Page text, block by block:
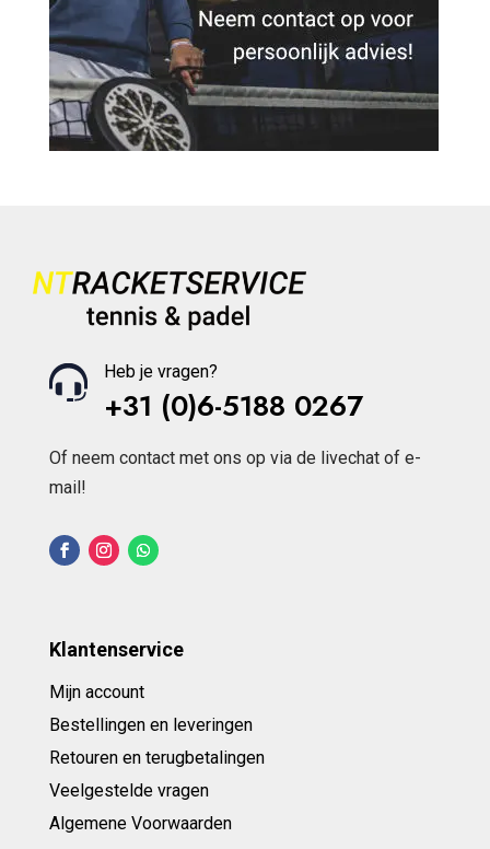
Heb je vragen?
+31 (0)6-5188 0267
Of neem contact met ons op via de livechat of e-
mail!
Klantenservice
Mijn account
Bestellingen en leveringen
Retouren en terugbetalingen
Veelgestelde vragen
Algemene Voorwaarden